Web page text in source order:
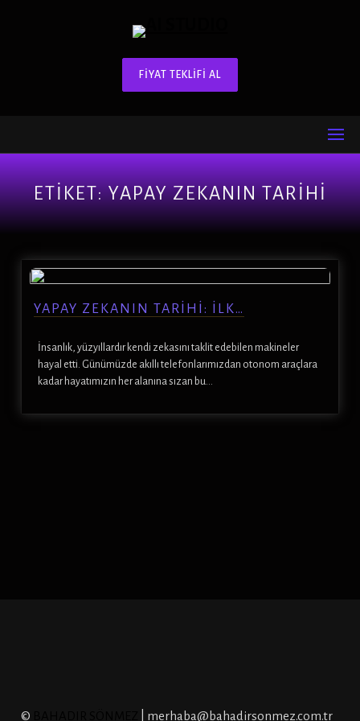
FIYAT TEKLIFI AL
ETIKET:YAPAY ZEKANIN TARIHI
YAPAY ZEKANIN TARIHI: İLK…
İnsanlık, yüzyıllardır kendi zekasını taklit edebilen makineler
hayal etti. Günümüzde akıllı telefonlarımızdan otonom araçlara
kadar hayatımızın her alanına sızan bu…
© | merhaba@bahadirsonmez.com.tr